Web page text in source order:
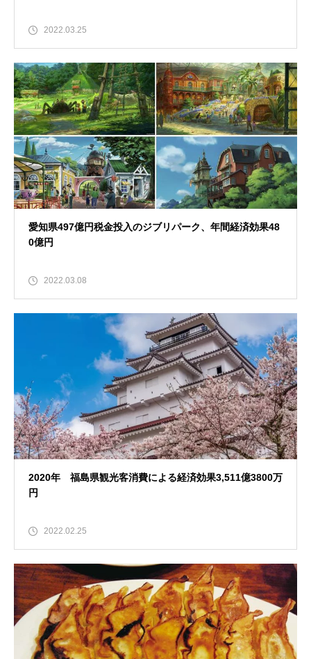
2022.03.25
愛知県497億円税金投入のジブリパーク、年間経済効果48
0億円
2022.03.08
2020年 福島県観光客消費による経済効果3,511億3800万
円
2022.02.25